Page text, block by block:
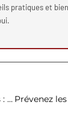
pratiques et
Oreillers imperméables : quels sont les avantages pour la santé et le confort des patients ?